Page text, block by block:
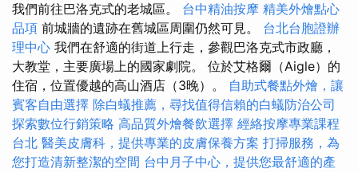
我們前往巴洛克式的老城區。 台中精油按摩 精美外燴點心
品項 前城牆的遺跡在舊城區周圍仍然可見。 台北台胞證辦
理中心 我們在舒適的街道上行走，參觀巴洛克式市政廳，
大教堂，主要廣場上的國家劇院。 位於艾格爾（Aigle）的
住宿，位置優越的高山酒店（3晚）。 自助式餐點外燴，讓
賓客自由選擇 除白蟻推薦，尋找值得信賴的白蟻防治公司
探索數位行銷策略 高品質外燴餐飲選擇 經絡按摩專業課程
台北 醫美皮膚科，提供專業的皮膚保養方案 打掃服務，為
您打造清新整潔的空間 台中月子中心，提供您最舒適的產